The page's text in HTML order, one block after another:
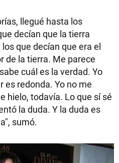
llegué hasta los
decían que la tierra
que decían que era el
de la tierra. Me parece
cuál es la verdad. Yo
es redonda. Yo no me
hielo, todavía. Lo que sí sé
la duda. Y la duda es
sumó.